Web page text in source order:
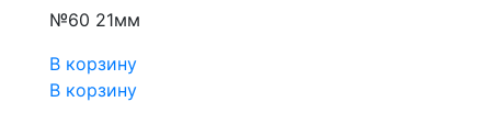
№60 21мм
В корзину
В корзину